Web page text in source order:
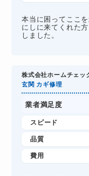
本当に困ってここ
にしに来てくれた
しました。
株式会社ホームチェッ
玄関 カギ修理
業者満足度
スピード
品質
費用